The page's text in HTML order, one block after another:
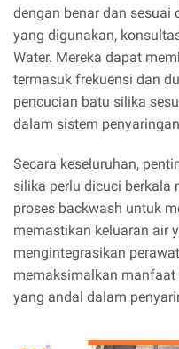
dengan benar dan sesuai
yang digunakan,
Water. Mereka dapat
termasuk frekuensi dan
pencucian batu silika
dalam sistem
Secara keseluruhan,
silika perlu dicuci berkala
proses backwash untuk
memastikan keluaran air
mengintegrasikan
memaksimalkan
yang andal dalam